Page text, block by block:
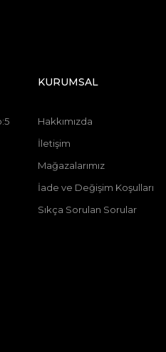
KURUMSAL
Hakkımızda
İletişim
Mağazalarımız
İade ve Değişim Koşulları
Sıkça Sorulan Sorular